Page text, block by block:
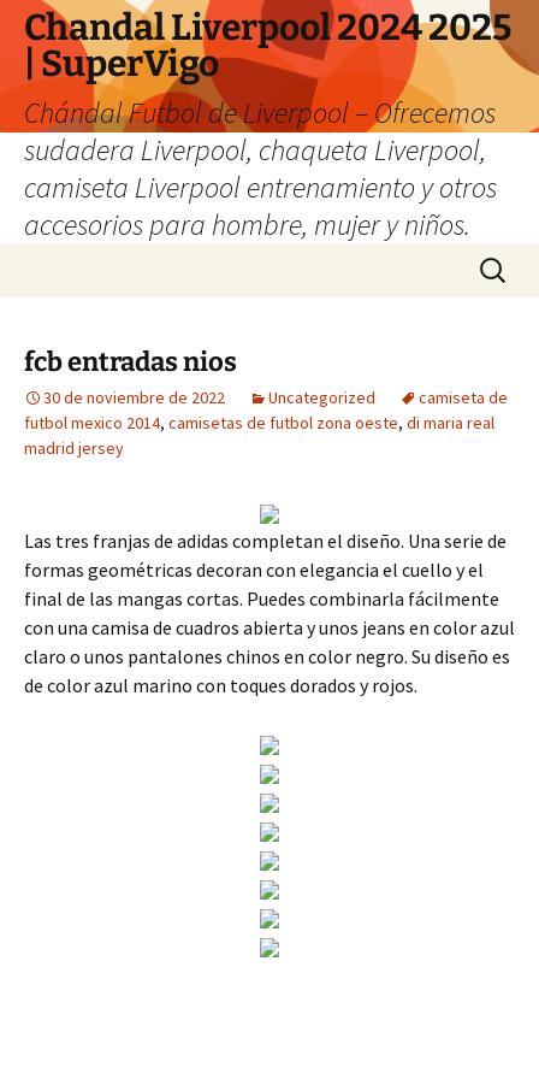
Chandal Liverpool 2024 2025
| SuperVigo
Chándal Futbol de Liverpool – Ofrecemos
sudadera Liverpool, chaqueta Liverpool,
camiseta Liverpool entrenamiento y otros
accesorios para hombre, mujer y niños.
Buscar:
fcb entradas nios
30 de noviembre de 2022 Uncategorized
camiseta de
futbol mexico 2014, camisetas de futbol zona oeste, di maria real
madrid jersey
Las tres franjas de adidas completan el diseño. Una serie de
formas geométricas decoran con elegancia el cuello y el
final de las mangas cortas. Puedes combinarla fácilmente
con una camisa de cuadros abierta y unos jeans en color azul
claro o unos pantalones chinos en color negro. Su diseño es
de color azul marino con toques dorados y rojos.